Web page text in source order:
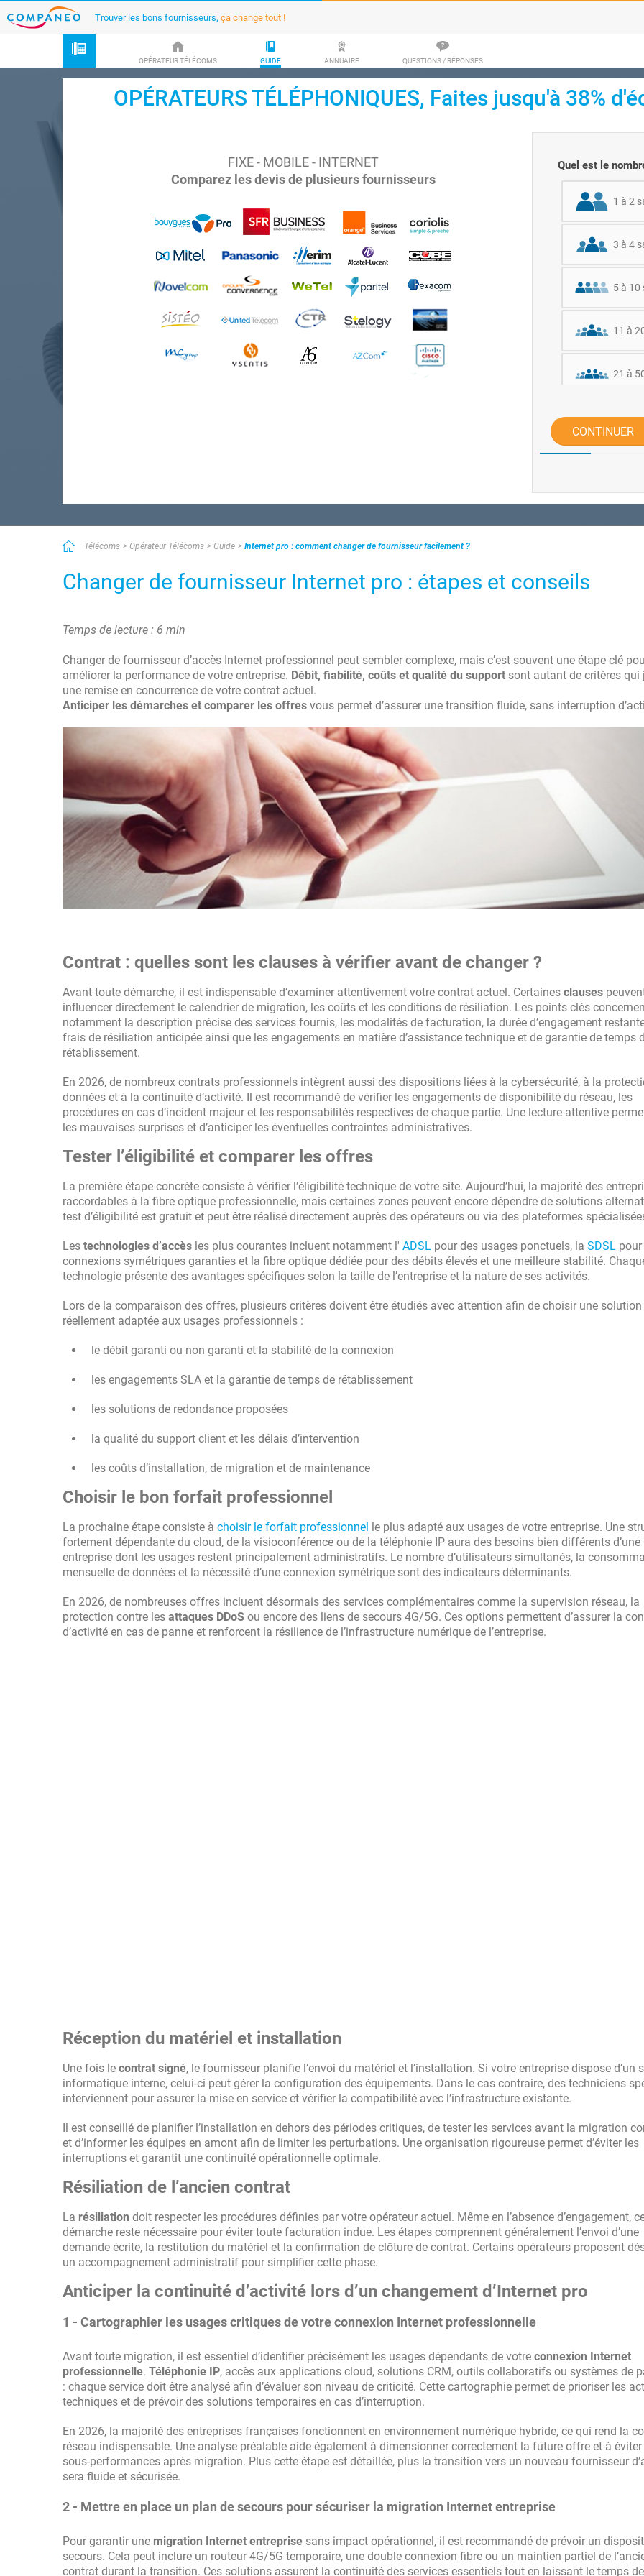
Trouver les bons fournisseurs, ça change tout !
OPÉRATEUR TÉLÉCOMS GUIDE ANNUAIRE QUESTIONS / RÉPONSES
OPÉRATEURS TÉLÉPHONIQUES, Faites jusqu'à 38%
FIXE - MOBILE - INTERNET
Comparez les devis de plusieurs fournisseurs
Quel est le
1 à 2
3 à 4
5 à 10
11 à
21 à
51 à
CONTINUER
Télécoms Opérateur Télécoms Guide Internet pro : comment changer de fournisseur facilement ?
Changer de fournisseur Internet pro : étapes et conseils
Temps de lecture : 6 min
Changer de fournisseur d’accès Internet professionnel peut sembler complexe, mais c’est souvent une étape clé
améliorer la performance de votre entreprise. Débit, fiabilité, coûts et qualité du support sont autant de critères
une remise en concurrence de votre contrat actuel.
Anticiper les démarches et comparer les offres vous permet d’assurer une transition fluide, sans interruption
Contrat : quelles sont les clauses à vérifier avant de changer ?
Avant toute démarche, il est indispensable d’examiner attentivement votre contrat actuel. Certaines clauses
influencer directement le calendrier de migration, les coûts et les conditions de résiliation. Les points clés
notamment la description précise des services fournis, les modalités de facturation, la durée d’engagement
frais de résiliation anticipée ainsi que les engagements en matière d’assistance technique et de garantie de temps
rétablissement.
En 2026, de nombreux contrats professionnels intègrent aussi des dispositions liées à la cybersécurité, à la
données et à la continuité d’activité. Il est recommandé de vérifier les engagements de disponibilité du réseau, les
procédures en cas d’incident majeur et les responsabilités respectives de chaque partie. Une lecture attentive
les mauvaises surprises et d’anticiper les éventuelles contraintes administratives.
Tester l’éligibilité et comparer les offres
La première étape concrète consiste à vérifier l’éligibilité technique de votre site. Aujourd’hui, la majorité des
raccordables à la fibre optique professionnelle, mais certaines zones peuvent encore dépendre de solutions
test d’éligibilité est gratuit et peut être réalisé directement auprès des opérateurs ou via des plateformes
Les technologies d’accès les plus courantes incluent notamment l' ADSL pour des usages ponctuels, la SDSL
connexions symétriques garanties et la fibre optique dédiée pour des débits élevés et une meilleure stabilité.
technologie présente des avantages spécifiques selon la taille de l’entreprise et la nature de ses activités.
Lors de la comparaison des offres, plusieurs critères doivent être étudiés avec attention afin de choisir une solution
réellement adaptée aux usages professionnels :
le débit garanti ou non garanti et la stabilité de la connexion
les engagements SLA et la garantie de temps de rétablissement
les solutions de redondance proposées
la qualité du support client et les délais d’intervention
les coûts d’installation, de migration et de maintenance
Choisir le bon forfait professionnel
La prochaine étape consiste à choisir le forfait professionnel
le plus adapté aux usages de votre entreprise. Une
fortement dépendante du cloud, de la visioconférence ou de la téléphonie IP aura des besoins bien différents d’une
entreprise dont les usages restent principalement administratifs. Le nombre d’utilisateurs simultanés, la
mensuelle de données et la nécessité d’une connexion symétrique sont des indicateurs déterminants.
En 2026, de nombreuses offres incluent désormais des services complémentaires comme la supervision réseau, la
protection contre les attaques DDoS ou encore des liens de secours 4G/5G. Ces options permettent d’assurer la
d’activité en cas de panne et renforcent la résilience de l’infrastructure numérique de l’entreprise.
Réception du matériel et installation
Une fois le contrat signé, le fournisseur planifie l’envoi du matériel et l’installation. Si votre entreprise dispose d’un
informatique interne, celui-ci peut gérer la configuration des équipements. Dans le cas contraire, des techniciens
interviennent pour assurer la mise en service et vérifier la compatibilité avec l’infrastructure existante.
Il est conseillé de planifier l’installation en dehors des périodes critiques, de tester les services avant la migration
et d’informer les équipes en amont afin de limiter les perturbations. Une organisation rigoureuse permet d’éviter les
interruptions et garantit une continuité opérationnelle optimale.
Résiliation de l’ancien contrat
La résiliation doit respecter les procédures définies par votre opérateur actuel. Même en l’absence d’engagement,
démarche reste nécessaire pour éviter toute facturation indue. Les étapes comprennent généralement l’envoi d’une
demande écrite, la restitution du matériel et la confirmation de clôture de contrat. Certains opérateurs proposent
un accompagnement administratif pour simplifier cette phase.
Anticiper la continuité d’activité lors d’un changement d’Internet pro
1 - Cartographier les usages critiques de votreconnexion Internet professionnelle
Avant toute migration, il est essentiel d’identifier précisément les usages dépendants de votre connexion Internet
professionnelle. Téléphonie IP, accès aux applications cloud, solutions CRM, outils collaboratifs ou systèmes de
: chaque service doit être analysé afin d’évaluer son niveau de criticité. Cette cartographie permet de prioriser les
techniques et de prévoir des solutions temporaires en cas d’interruption.
En 2026, la majorité des entreprises françaises fonctionnent en environnement numérique hybride, ce qui rend la
réseau indispensable. Une analyse préalable aide également à dimensionner correctement la future offre et à éviter
sous-performances après migration. Plus cette étape est détaillée, plus la transition vers un nouveau fournisseur
sera fluide et sécurisée.
2 - Mettre en place un plan de secours pour sécuriser la migration Internet entreprise
Pour garantir une migration Internet entreprise sans impact opérationnel, il est recommandé de prévoir un
secours. Cela peut inclure un routeur 4G/5G temporaire, une double connexion fibre ou un maintien partiel de
contrat durant la transition. Ces solutions assurent la continuité des services essentiels tout en laissant le temps